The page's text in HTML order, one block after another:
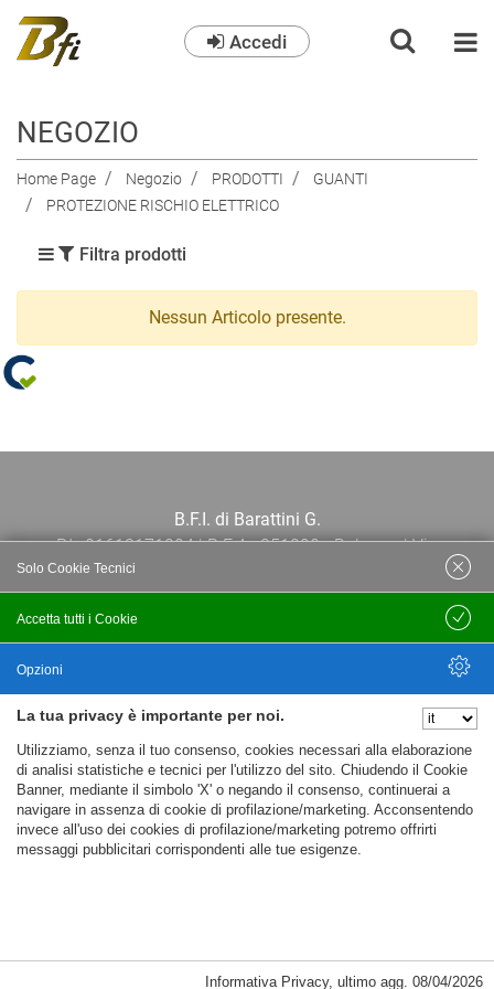
Accedi
NEGOZIO
Home Page Negozio PRODOTTI
GUANTI
PROTEZIONE RISCHIO ELETTRICO
Filtra prodotti
Nessun Articolo presente.
B.F.I. di Barattini G.
P.I.: 01613171204 | R.E.A.: 351290 - Bologna | Via
Po 13E, 40139, Bologna | Telefono: 051
444638 | Email: bfi@bfi.bo.it
Privacy policy
Cookie policy
La tua privacy è importante per noi.
Utilizziamo, senza il tuo consenso, cookies necessari alla elaborazione
di analisi statistiche e tecnici per l'utilizzo del sito. Chiudendo il Cookie
Banner, mediante il simbolo 'X' o negando il consenso, continuerai a
navigare in assenza di cookie di profilazione/marketing. Acconsentendo
invece all'uso dei cookies di profilazione/marketing potremo offrirti
messaggi pubblicitari corrispondenti alle tue esigenze.
Cookie Necessari, Tecnici di Sessione
Accetta tutti i Cookie
Solo Cookie Tecnici
Salva
Opzioni
Nascondi Opzioni
Informativa Privacy, ultimo agg. 08/04/2026